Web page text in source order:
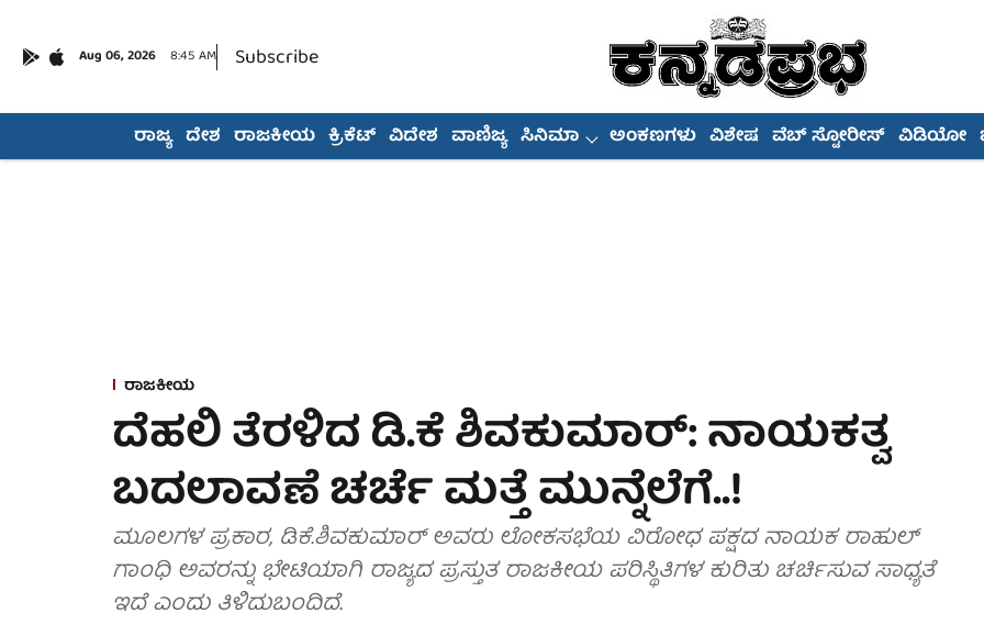
Aug 06, 2026 8:45 AM Subscribe
ರಾಜ್ಯ ದೇಶ ರಾಜಕೀಯ ಕ್ರಿಕೆಟ್ ವಿದೇಶ ವಾಣಿಜ್ಯ ಸಿನಿಮಾ ಅಂಕಣಗಳು ವಿಶೇಷ ವೆಬ್ ಸ್ಟೋರೀಸ್ ವಿಡಿಯೋ
ರಾಜಕೀಯ
ದೆಹಲಿ ತೆರಳಿದ ಡಿ.ಕೆ ಶಿವಕುಮಾರ್: ನಾಯಕತ್ವ
ಬದಲಾವಣೆ ಚರ್ಚೆ ಮತ್ತೆ ಮುನ್ನೆಲೆಗೆ..!
ಮೂಲಗಳ ಪ್ರಕಾರ, ಡಿಕೆ.ಶಿವಕುಮಾರ್ ಅವರು ಲೋಕಸಭೆಯ ವಿರೋಧ ಪಕ್ಷದ ನಾಯಕ ರಾಹುಲ್
ಗಾಂಧಿ ಅವರನ್ನು ಭೇಟಿಯಾಗಿ ರಾಜ್ಯದ ಪ್ರಸ್ತುತ ರಾಜಕೀಯ ಪರಿಸ್ಥಿತಿಗಳ ಕುರಿತು ಚರ್ಚಿಸುವ ಸಾಧ್ಯತೆ
ಇದೆ ಎಂದು ತಿಳಿದುಬಂದಿದೆ.